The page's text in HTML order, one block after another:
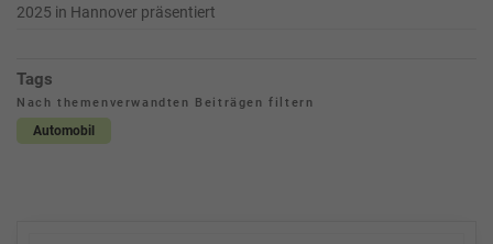
2025 in Hannover präsentiert
Tags
Nach themenverwandten Beiträgen filtern
Automobil